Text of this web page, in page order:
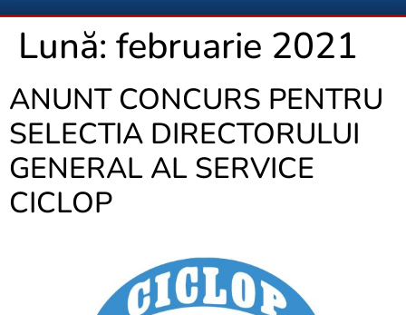
Lună: februarie 2021
ANUNT CONCURS PENTRU
SELECTIA DIRECTORULUI
GENERAL AL SERVICE
CICLOP